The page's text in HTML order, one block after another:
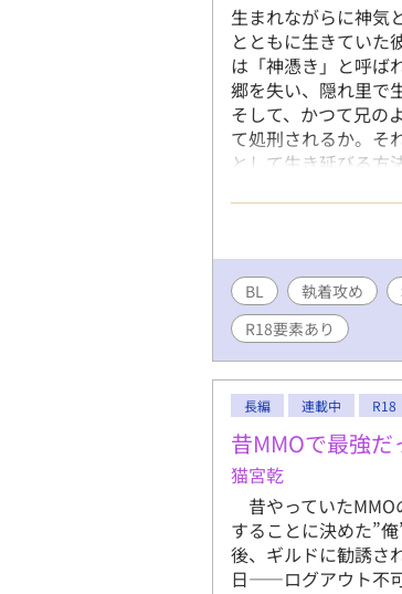
生まれながらに神
とともに生きていた
は「神憑き」と呼ば
郷を失い、隠れ里で
そして、かつて兄の
て処刑されるか。
として生き延びる
り。暗めです。 完
BL 執着攻め
R18要素あり
長編 連載中 R18
昔MMOで最強だ
猫宮乾
昔やっていたMMO
することに決めた”
後、ギルドに勧誘さ
日――ログアウト不